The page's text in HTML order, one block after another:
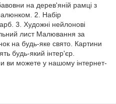
на дерев'яній рамці з
2. Набір
3. Художні нейлонові
лист Малювання за
на будь-яке свято. Картини
будь-який інтер'єр.
ви можете у нашому інтернет-